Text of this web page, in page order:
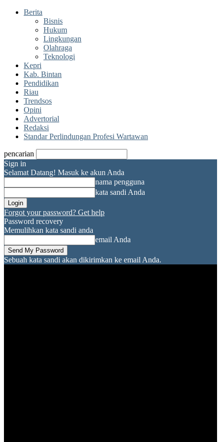
Berita
Bisnis
Hukum
Lingkungan
Olahraga
Teknologi
Kepri
Kab. Bintan
Pendidikan
Riau
Trendsos
Opini
Advertorial
Redaksi
Standar Perlindungan Profesi Wartawan
pencarian
Sign in
Selamat Datang! Masuk ke akun Anda
nama pengguna
kata sandi Anda
Forgot your password? Get help
Password recovery
Memulihkan kata sandi anda
email Anda
Sebuah kata sandi akan dikirimkan ke email Anda.